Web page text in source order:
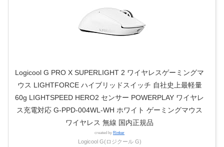
Logicool G PRO X SUPERLIGHT 2 ワイヤレスゲーミングマ
ウス LIGHTFORCE ハイブリッドスイッチ 自社史上最軽量
60g LIGHTSPEED HERO2 センサー POWERPLAY ワイヤレ
ス充電対応 G-PPD-004WL-WH ホワイト ゲーミングマウス
ワイヤレス 無線 国内正規品
created by Rinker
Logicool G(ロジクール G)